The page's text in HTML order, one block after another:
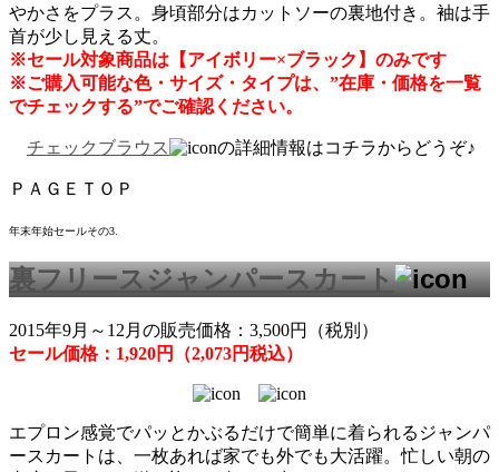
やかさをプラス。身頃部分はカットソーの裏地付き。袖は手
首が少し見える丈。
※セール対象商品は【アイボリー×ブラック】のみです
※ご購入可能な色・サイズ・タイプは、”在庫・価格を一覧
でチェックする”でご確認ください。
チェックブラウス の詳細情報はコチラからどうぞ♪
ＰＡＧＥＴＯＰ
年末年始セールその3.
裏フリースジャンパースカート
2015年9月～12月の販売価格：3,500円（税別）
セール価格：1,920円（2,073円税込）
エプロン感覚でパッとかぶるだけで簡単に着られるジャンパ
ースカートは、一枚あれば家でも外でも大活躍。忙しい朝の